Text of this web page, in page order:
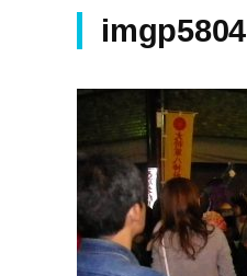
imgp5804